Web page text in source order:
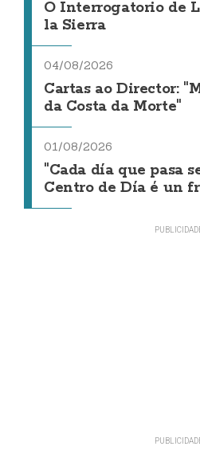
O Interrogatorio de
la Sierra
04/08/2026
Cartas ao Director:
da Costa da Morte"
01/08/2026
"Cada día que pasa
Centro de Día é un